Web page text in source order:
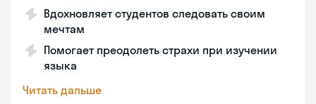
Вдохновляет студентов следовать своим
мечтам
Помогает преодолеть страхи при изучении
языка
Читать дальше